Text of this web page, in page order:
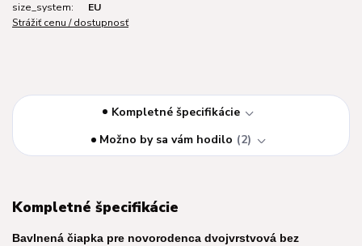
size_system:
EU
Strážiť cenu / dostupnosť
Kompletné špecifikácie
Možno by sa vám hodilo
2
Kompletné špecifikácie
Bavlnená čiapka pre novorodenca dvojvrstvová bez